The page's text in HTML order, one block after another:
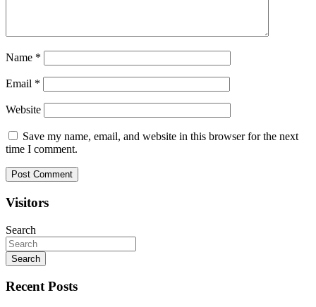
Name *
Email *
Website
Save my name, email, and website in this browser for the next
time I comment.
Visitors
Search
Search
Recent Posts